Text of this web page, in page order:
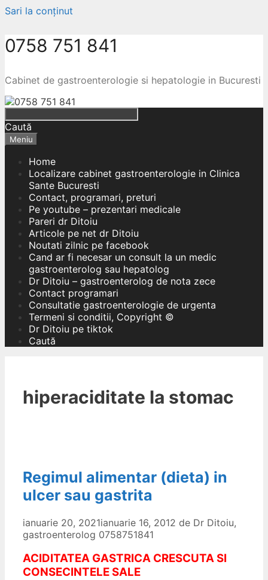
Sari la conținut
0758 751 841
Cabinet de gastroenterologie si hepatologie in Bucuresti
Caută
Meniu
Home
Localizare cabinet gastroenterologie in Clinica
Sante Bucuresti
Contact, programari, preturi
Pe youtube – prezentari medicale
Pareri dr Ditoiu
Articole pe net dr Ditoiu
Noutati zilnic pe facebook
Cand ar fi necesar un consult la un medic
gastroenterolog sau hepatolog
Dr Ditoiu – gastroenterolog de nota zece
Contact programari
Consultatie gastroenterologie de urgenta
Termeni si conditii, Copyright ©
Dr Ditoiu pe tiktok
Caută
hiperaciditate la stomac
Regimul alimentar (dieta) in
ulcer sau gastrita
ianuarie 20, 2021ianuarie 16, 2012 de Dr Ditoiu,
gastroenterolog 0758751841
ACIDITATEA GASTRICA CRESCUTA SI
CONSECINTELE SALE